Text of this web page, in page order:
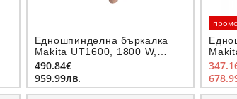
Едношпинделна бъркалка
Makita UT1600, 1800 W,
захват M14
490.84€
959.99лв.